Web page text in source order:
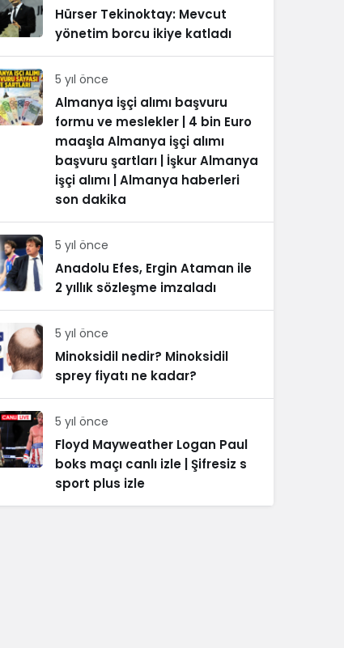
Hürser Tekinoktay: Mevcut
yönetim borcu ikiye katladı
5 yıl önce
Almanya işçi alımı başvuru
formu ve meslekler | 4 bin Euro
maaşla Almanya işçi alımı
başvuru şartları | İşkur Almanya
işçi alımı | Almanya haberleri
son dakika
5 yıl önce
Anadolu Efes, Ergin Ataman ile
2 yıllık sözleşme imzaladı
5 yıl önce
Minoksidil nedir? Minoksidil
sprey fiyatı ne kadar?
5 yıl önce
Floyd Mayweather Logan Paul
boks maçı canlı izle | Şifresiz s
sport plus izle